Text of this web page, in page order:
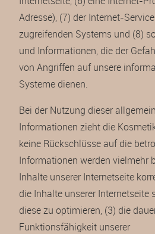
Adresse), (7) der Internet-
zugreifenden Systems und (8)
und Informationen, die der
von Angriffen auf unsere
Systeme dienen.
Bei der Nutzung dieser
Informationen zieht die
keine Rückschlüsse auf die
Informationen werden vielmehr
Inhalte unserer Internetseite
die Inhalte unserer Internetseite
diese zu optimieren, (3) die
Funktionsfähigkeit unserer